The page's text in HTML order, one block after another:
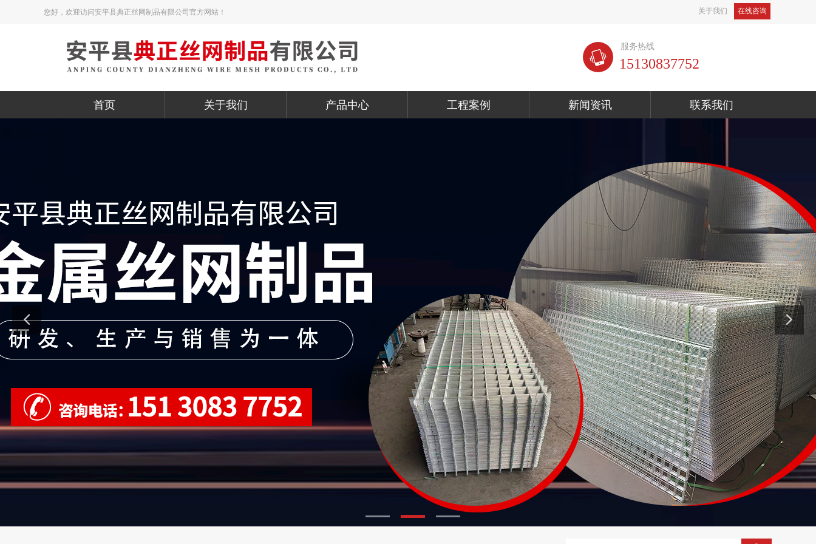
您好，欢迎访问安平县典正丝网制品有限公司官方网站！ 关于我们 在线咨询
服务热线
15130837752
首页 关于我们 产品中心 工程案例 新闻资讯 联系我们